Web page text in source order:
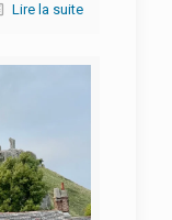
Lire la suite